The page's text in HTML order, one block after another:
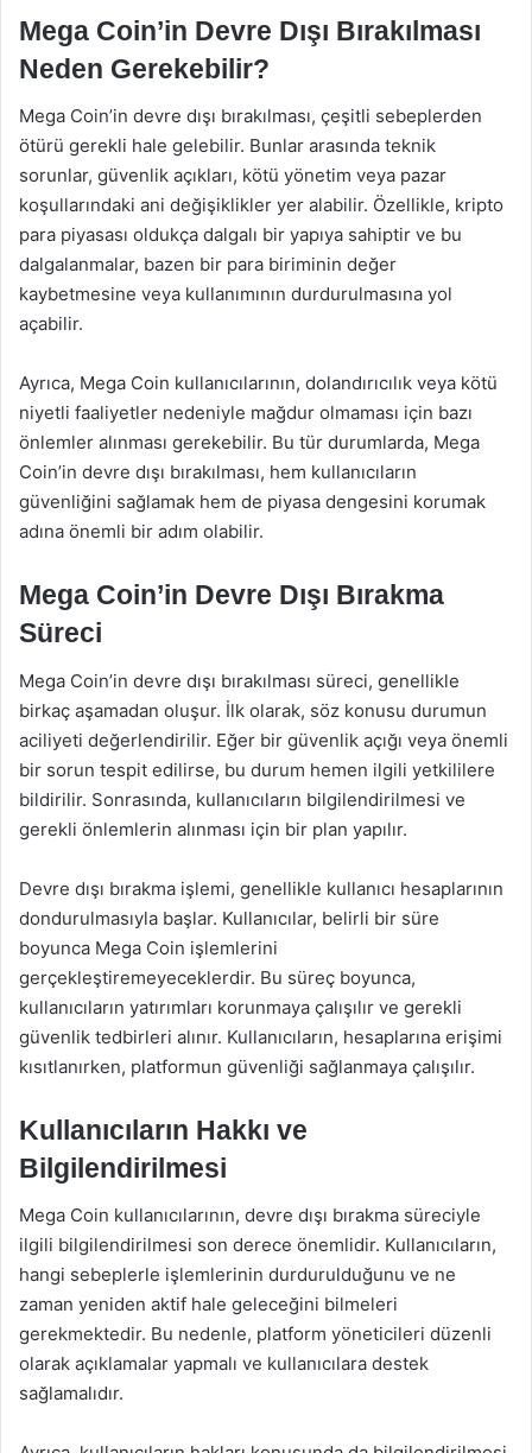
Mega Coin’in Devre Dışı Bırakılması
Neden Gerekebilir?
Mega Coin’in devre dışı bırakılması, çeşitli sebeplerden
ötürü gerekli hale gelebilir. Bunlar arasında teknik
sorunlar, güvenlik açıkları, kötü yönetim veya pazar
koşullarındaki ani değişiklikler yer alabilir. Özellikle, kripto
para piyasası oldukça dalgalı bir yapıya sahiptir ve bu
dalgalanmalar, bazen bir para biriminin değer
kaybetmesine veya kullanımının durdurulmasına yol
açabilir.
Ayrıca, Mega Coin kullanıcılarının, dolandırıcılık veya kötü
niyetli faaliyetler nedeniyle mağdur olmaması için bazı
önlemler alınması gerekebilir. Bu tür durumlarda, Mega
Coin’in devre dışı bırakılması, hem kullanıcıların
güvenliğini sağlamak hem de piyasa dengesini korumak
adına önemli bir adım olabilir.
Mega Coin’in Devre Dışı Bırakma
Süreci
Mega Coin’in devre dışı bırakılması süreci, genellikle
birkaç aşamadan oluşur. İlk olarak, söz konusu durumun
aciliyeti değerlendirilir. Eğer bir güvenlik açığı veya önemli
bir sorun tespit edilirse, bu durum hemen ilgili yetkililere
bildirilir. Sonrasında, kullanıcıların bilgilendirilmesi ve
gerekli önlemlerin alınması için bir plan yapılır.
Devre dışı bırakma işlemi, genellikle kullanıcı hesaplarının
dondurulmasıyla başlar. Kullanıcılar, belirli bir süre
boyunca Mega Coin işlemlerini
gerçekleştiremeyeceklerdir. Bu süreç boyunca,
kullanıcıların yatırımları korunmaya çalışılır ve gerekli
güvenlik tedbirleri alınır. Kullanıcıların, hesaplarına erişimi
kısıtlanırken, platformun güvenliği sağlanmaya çalışılır.
Kullanıcıların Hakkı ve
Bilgilendirilmesi
Mega Coin kullanıcılarının, devre dışı bırakma süreciyle
ilgili bilgilendirilmesi son derece önemlidir. Kullanıcıların,
hangi sebeplerle işlemlerinin durdurulduğunu ve ne
zaman yeniden aktif hale geleceğini bilmeleri
gerekmektedir. Bu nedenle, platform yöneticileri düzenli
olarak açıklamalar yapmalı ve kullanıcılara destek
sağlamalıdır.